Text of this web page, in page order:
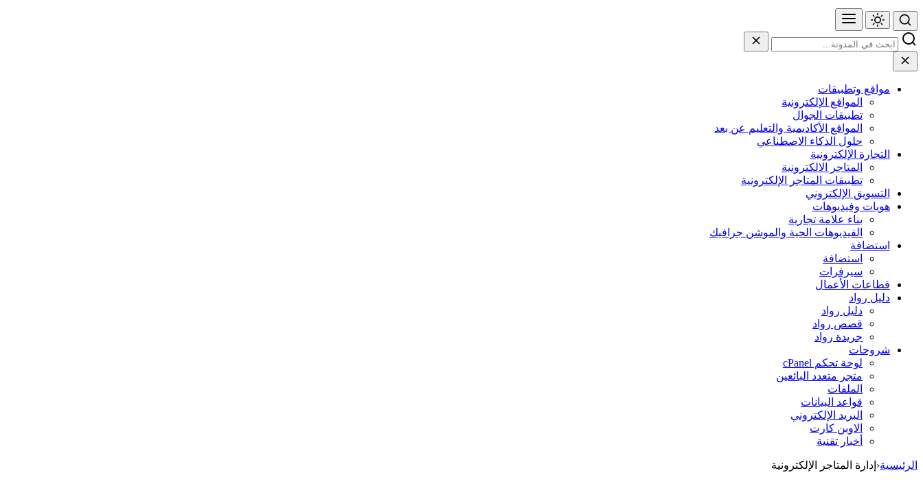
مواقع وتطبيقات
المواقع الإلكترونية
تطبيقات الجوال
المواقع الأكاديمية والتعليم عن بعد
حلول الذكاء الاصطناعي
التجارة الإلكترونية
المتاجر الالكترونية
تطبيقات المتاجر الإلكترونية
التسويق الإلكتروني
هويات وفيديوهات
بناء علامة تجارية
الفيديوهات الحية والموشن جرافيك
استضافة
استضافة
سيرفرات
قطاعات الأعمال
دليل رواد
دليل رواد
قصص رواد
جريدة رواد
شروحات
لوحة تحكم cPanel
متجر متعدد البائعين
الملفات
قواعد البيانات
البريد الإلكتروني
الاوبن كارت
أخبار تقنية
الرئيسية‹ إدارة المتاجر الإلكترونية